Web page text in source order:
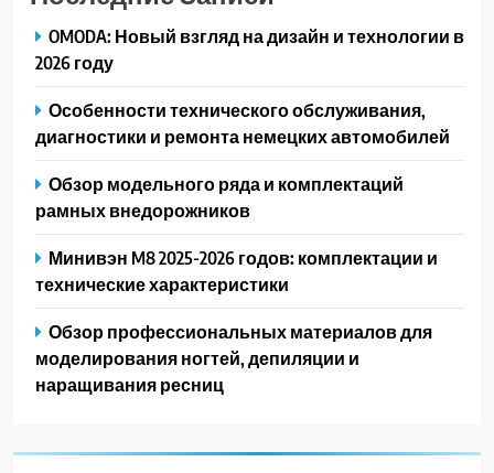
OMODA: Новый взгляд на дизайн и технологии в
2026 году
Особенности технического обслуживания,
диагностики и ремонта немецких автомобилей
Обзор модельного ряда и комплектаций
рамных внедорожников
Минивэн M8 2025-2026 годов: комплектации и
технические характеристики
Обзор профессиональных материалов для
моделирования ногтей, депиляции и
наращивания ресниц